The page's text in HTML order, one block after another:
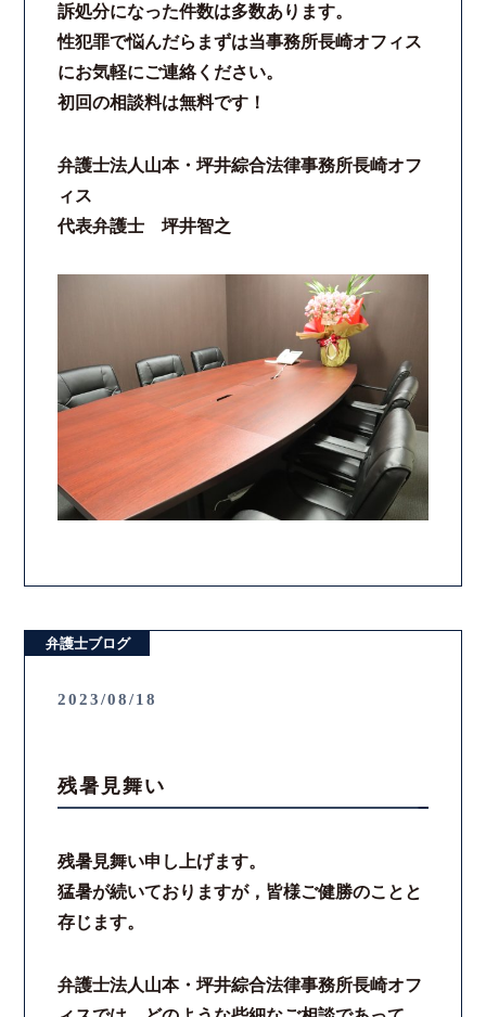
訴処分になった件数は多数あります。
性犯罪で悩んだらまずは当事務所長崎オフィス
にお気軽にご連絡ください。
初回の相談料は無料です！
弁護士法人山本・坪井綜合法律事務所長崎オフ
ィス
代表弁護士 坪井智之
弁護士ブログ
2023/08/18
残暑見舞い
残暑見舞い申し上げます。
猛暑が続いておりますが，皆様ご健勝のことと
存じます。
弁護士法人山本・坪井綜合法律事務所長崎オフ